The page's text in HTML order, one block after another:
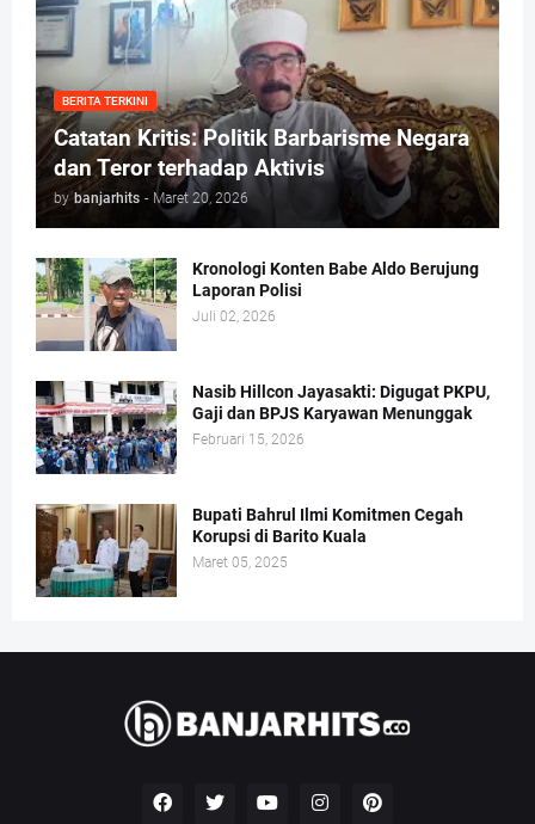
BERITA TERKINI
Catatan Kritis: Politik Barbarisme Negara
dan Teror terhadap Aktivis
by banjarhits - Maret 20, 2026
Kronologi Konten Babe Aldo Berujung
Laporan Polisi
Juli 02, 2026
Nasib Hillcon Jayasakti: Digugat PKPU,
Gaji dan BPJS Karyawan Menunggak
Februari 15, 2026
Bupati Bahrul Ilmi Komitmen Cegah
Korupsi di Barito Kuala
Maret 05, 2025